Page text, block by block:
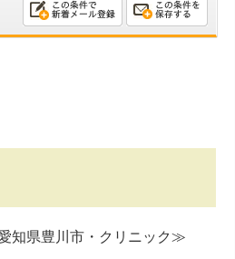
県豊川市・クリニック≫